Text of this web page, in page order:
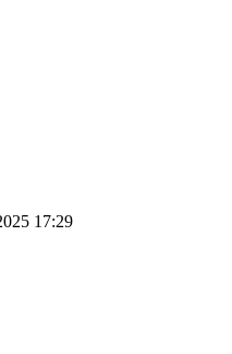
17:29